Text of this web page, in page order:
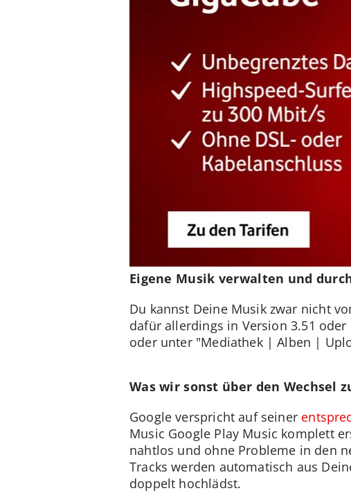
Eigene Musik verwalten und
Du kannst Deine Musik zwar nicht
dafür allerdings in Version 3.51
oder unter "Mediathek | Alben |
Was wir sonst über den Wechsel
Google verspricht auf seiner
Music Google Play Music komplett
nahtlos und ohne Probleme in den
Tracks werden automatisch aus
doppelt hochlädst.